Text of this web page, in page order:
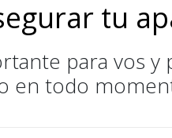
tu
para vos
en todo